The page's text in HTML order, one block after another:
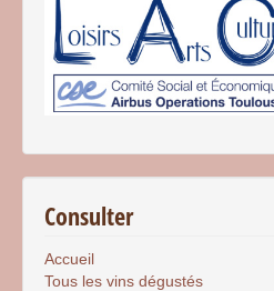
Consulter
Accueil
Tous les vins dégustés